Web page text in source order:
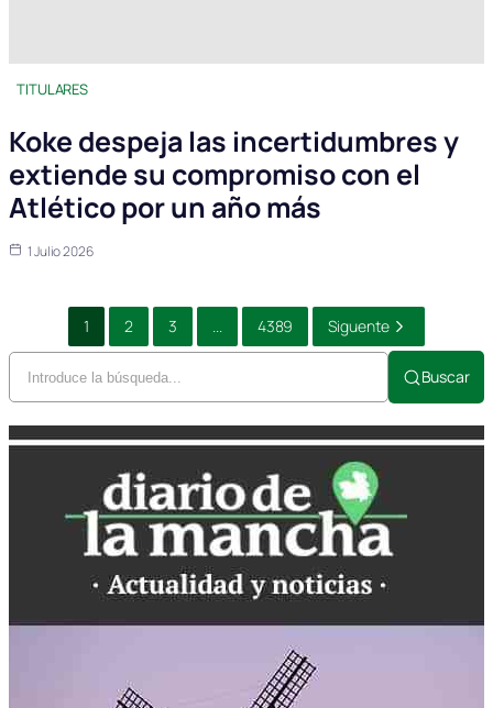
TITULARES
Koke despeja las incertidumbres y
extiende su compromiso con el
Atlético por un año más
1 Julio 2026
1 2 3 ... 4389 Siguente
Buscar